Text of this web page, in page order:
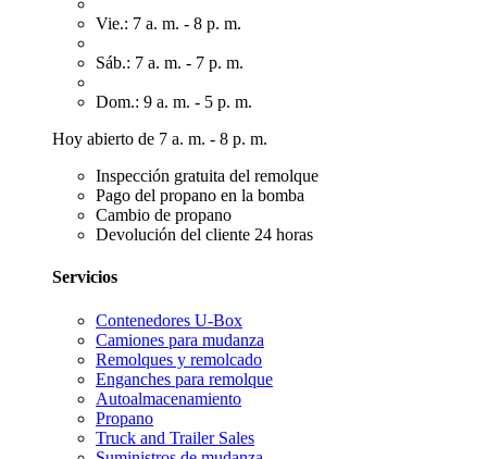
Vie.: 7 a. m. - 8 p. m.
Sáb.: 7 a. m. - 7 p. m.
Dom.: 9 a. m. - 5 p. m.
Hoy abierto de 7 a. m. - 8 p. m.
Inspección gratuita del remolque
Pago del propano en la bomba
Cambio de propano
Devolución del cliente 24 horas
Servicios
Contenedores U-Box
Camiones para mudanza
Remolques y remolcado
Enganches para remolque
Autoalmacenamiento
Propano
Truck and Trailer Sales